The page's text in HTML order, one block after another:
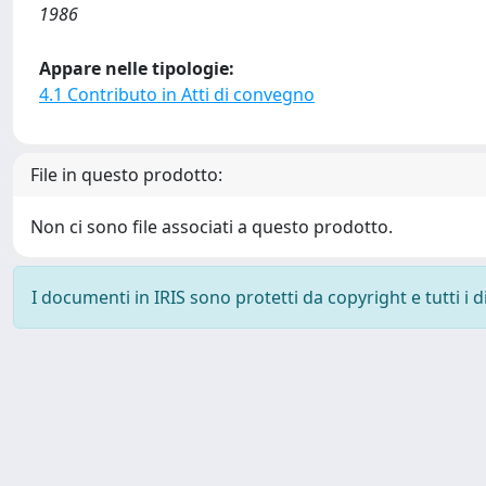
1986
Appare nelle tipologie:
4.1 Contributo in Atti di convegno
File in questo prodotto:
Non ci sono file associati a questo prodotto.
I documenti in IRIS sono protetti da copyright e tutti i